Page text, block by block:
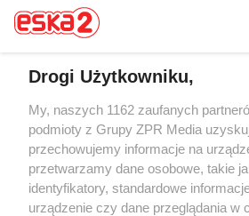
Drogi Użytkowniku,
My, naszych 1162 zaufanych
podmioty z Grupy ZPR Media
przechowujemy informacje na
przetwarzamy dane osobowe, takie
identyfikatory, standardowe
urządzenie czy dane przeglądania w